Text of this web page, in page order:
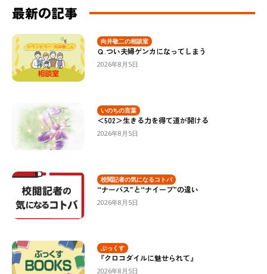
最新の記事
向井敬二の相談室
Ｑ.つい夫婦ゲンカになってしまう
2026年8月5日
いのちの言葉
＜502＞生きる力を得て道が開ける
2026年8月5日
校閲記者の気になるコトバ
“ナーバス”と“ナイーブ”の違い
2026年8月5日
ぶっくす
『クロコダイルに魅せられて』
2026年8月5日